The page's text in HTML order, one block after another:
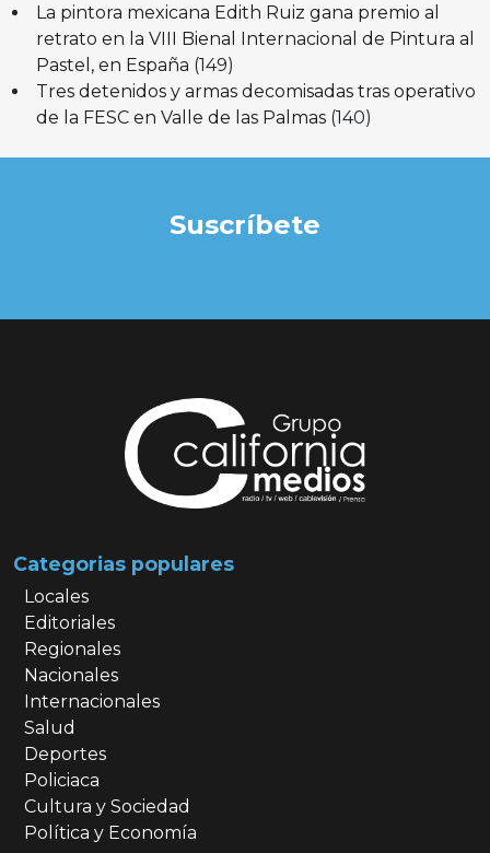
La pintora mexicana Edith Ruiz gana premio al
retrato en la VIII Bienal Internacional de Pintura al
Pastel, en España (149)
Tres detenidos y armas decomisadas tras operativo
de la FESC en Valle de las Palmas (140)
Suscríbete
Categorias populares
Locales
Editoriales
Regionales
Nacionales
Internacionales
Salud
Deportes
Policiaca
Cultura y Sociedad
Política y Economía